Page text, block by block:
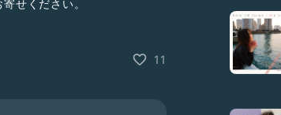
せください。
11